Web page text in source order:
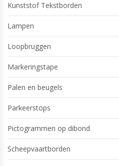
Kunststof Tekstborden
Lampen
Loopbruggen
Markeringstape
Palen en beugels
Parkeerstops
Pictogrammen op dibond
Scheepvaartborden